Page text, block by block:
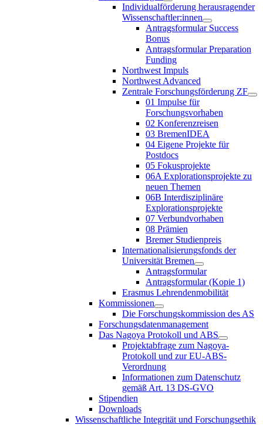
Individualförderung herausragender
Wissenschaftler:innen
Antragsformular Success
Bonus
Antragsformular Preparation
Funding
Northwest Impuls
Northwest Advanced
Zentrale Forschungsförderung ZF
01 Impulse für
Forschungsvorhaben
02 Konferenzreisen
03 BremenIDEA
04 Eigene Projekte für
Postdocs
05 Fokusprojekte
06A Explorationsprojekte zu
neuen Themen
06B Interdisziplinäre
Explorationsprojekte
07 Verbundvorhaben
08 Prämien
Bremer Studienpreis
Internationalisierungsfonds der
Universität Bremen
Antragsformular
Antragsformular (Kopie 1)
Erasmus Lehrendenmobilität
Kommissionen
Die Forschungskommission des AS
Forschungsdatenmanagement
Das Nagoya Protokoll und ABS
Projektabfrage zum Nagoya-
Protokoll und zur EU-ABS-
Verordnung
Informationen zum Datenschutz
gemäß Art. 13 DS-GVO
Stipendien
Downloads
Wissenschaftliche Integrität und Forschungsethik